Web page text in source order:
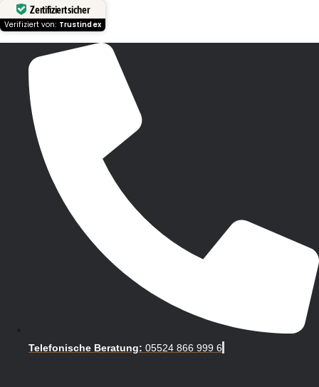
Zertifiziert sicher
Verifiziert von: Trustindex
Telefonische Beratung: 05524 866 999 6